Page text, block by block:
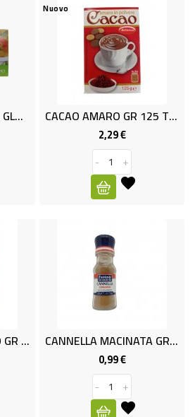
BRODI'VEGET SENZA GLUTAMMATO
Nuovo
CACAO AMARO GR 125 T&C
2,29 €Prezzo
-
+
CACAO ZUCCHERATO GR 125 TdC CANNELLA MACINATA GR. 0.22 TDC
0,99 €Prezzo
-
+